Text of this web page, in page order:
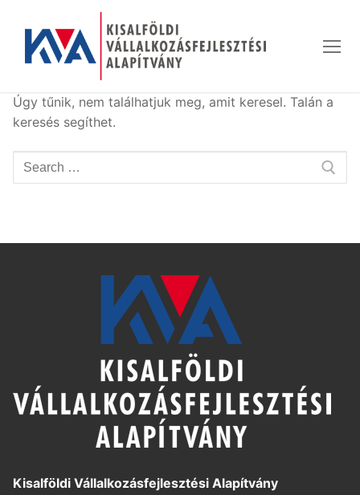
tartalomra
Úgy tűnik, nem találhatjuk meg, amit keresel. Talán a
keresés segíthet.
Keresése:
Kisalföldi Vállalkozásfejlesztési Alapítvány